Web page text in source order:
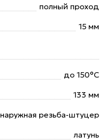
полный проход
15 мм
до 150°С
133 мм
наружная резьба-штуцер
латунь